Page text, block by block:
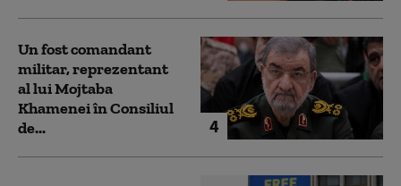
4
Un fost comandant
militar, reprezentant
al lui Mojtaba
Khamenei în Consiliul
de...